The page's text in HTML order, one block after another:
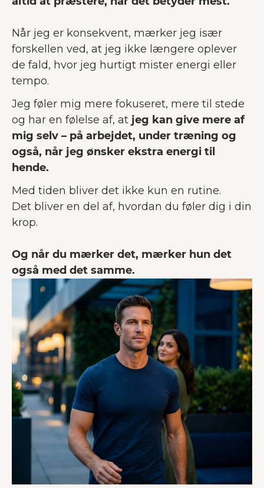
Når jeg er konsekvent, mærker jeg især
forskellen ved, at jeg ikke længere oplever
de fald, hvor jeg hurtigt mister energi eller
tempo.
Jeg føler mig mere fokuseret, mere til stede
og har en følelse af, at jeg kan give mere af
mig selv – på arbejdet, under træning og
også, når jeg ønsker ekstra energi til
hende.
Med tiden bliver det ikke kun en rutine.
Det bliver en del af, hvordan du føler dig i din
krop.
Og når du mærker det, mærker hun det
også med det samme.